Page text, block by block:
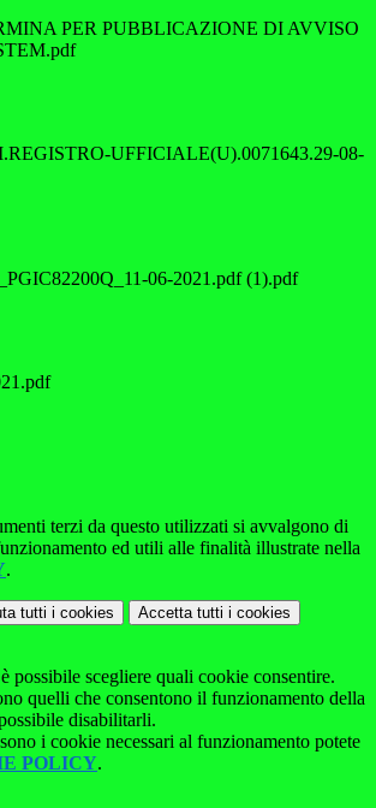
PER PUBBLICAZIONE DI AVVISO
UFFICIALE(U).0071643.29-08-
06-2021.pdf (1).pdf
terzi da questo utilizzati si avvalgono di
ed utili alle finalità illustrate nella
.
tutti i cookies Accetta tutti i cookies
possibile scegliere quali cookie consentire.
quelli che consentono il funzionamento della
disabilitarli.
i cookie necessari al funzionamento potete
POLICY.